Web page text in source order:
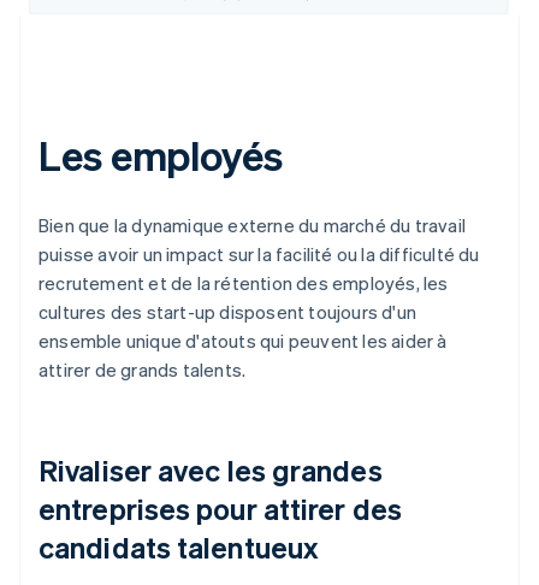
Les employés
Bien que la dynamique externe du marché du travail
puisse avoir un impact sur la facilité ou la difficulté du
recrutement et de la rétention des employés, les
cultures des start-up disposent toujours d'un
ensemble unique d'atouts qui peuvent les aider à
attirer de grands talents.
Rivaliser avec les grandes
entreprises pour attirer des
candidats talentueux